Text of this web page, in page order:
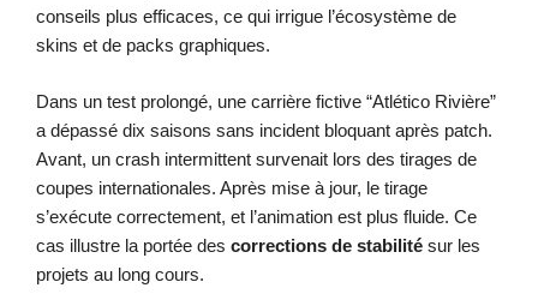
conseils plus efficaces, ce qui irrigue l’écosystème de
skins et de packs graphiques.
Dans un test prolongé, une carrière fictive “Atlético Rivière”
a dépassé dix saisons sans incident bloquant après patch.
Avant, un crash intermittent survenait lors des tirages de
coupes internationales. Après mise à jour, le tirage
s’exécute correctement, et l’animation est plus fluide. Ce
cas illustre la portée des corrections de stabilité sur les
projets au long cours.